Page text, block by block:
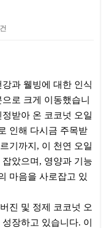
과 웰빙에 대한 인식
로 크게 이동했습니
받아 온 코코넛 오일
인해 다시금 주목받
기까지, 이 천연 오일
았으며, 영양과 기능
마음을 사로잡고 있
진 및 정제 코코넛 오
장하고 있습니다. 이